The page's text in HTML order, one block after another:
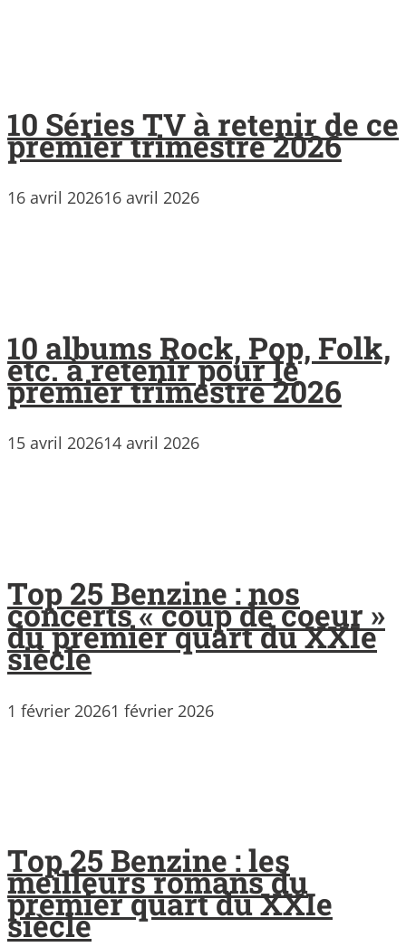
10 Séries TV à retenir de ce
premier trimestre 2026
16 avril 202616 avril 2026
10 albums Rock, Pop, Folk,
etc. à retenir pour le
premier trimestre 2026
15 avril 202614 avril 2026
Top 25 Benzine : nos
concerts « coup de coeur »
du premier quart du XXIe
siècle
1 février 20261 février 2026
Top 25 Benzine : les
meilleurs romans du
premier quart du XXIe
siècle